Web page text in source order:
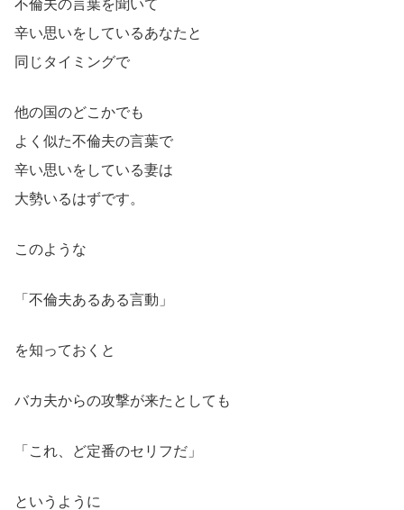
不倫夫の言葉を聞いて
辛い思いをしているあなたと
同じタイミングで
他の国のどこかでも
よく似た不倫夫の言葉で
辛い思いをしている妻は
大勢いるはずです。
このような
「不倫夫あるある言動」
を知っておくと
バカ夫からの攻撃が来たとしても
「これ、ど定番のセリフだ」
というように